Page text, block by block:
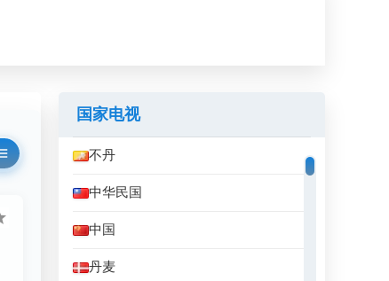
国家电视
不丹
中华民国
中国
丹麦